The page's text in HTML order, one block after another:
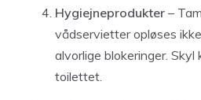
Hygiejneprodukter –
vådservietter opløses
alvorlige blokeringer. Skyl
toilettet.